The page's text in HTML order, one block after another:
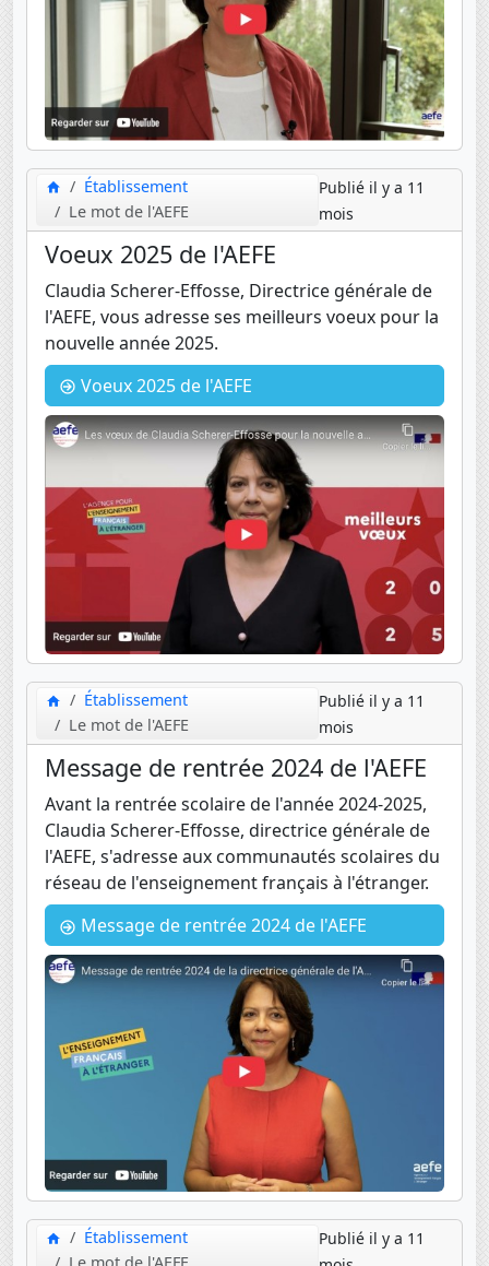
Établissement
Le mot de l'AEFE
Publié il y a 11
mois
Voeux 2025 de l'AEFE
Claudia Scherer-Effosse, Directrice générale de
l'AEFE, vous adresse ses meilleurs voeux pour la
nouvelle année 2025.
Voeux 2025 de l'AEFE
Établissement
Le mot de l'AEFE
Publié il y a 11
mois
Message de rentrée 2024 de l'AEFE
Avant la rentrée scolaire de l'année 2024-2025,
Claudia Scherer-Effosse, directrice générale de
l'AEFE, s'adresse aux communautés scolaires du
réseau de l'enseignement français à l'étranger.
Message de rentrée 2024 de l'AEFE
Établissement
Publié il y a 11